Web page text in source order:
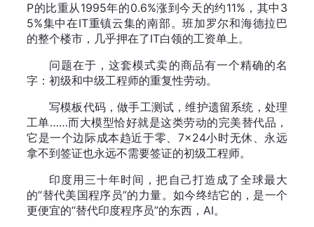
P的比重从1995年的0.6%涨到今天的约11%，其中3
5%集中在IT重镇云集的南部。班加罗尔和海德拉巴
的整个楼市，几乎押在了IT白领的工资单上。
问题在于，这套模式卖的商品有一个精确的名
字：初级和中级工程师的重复性劳动。
写模板代码，做手工测试，维护遗留系统，处理
工单……而大模型恰好就是这类劳动的完美替代品，
它是一个边际成本趋近于零、7×24小时无休、永远
拿不到签证也永远不需要签证的初级工程师。
印度用三十年时间，把自己打造成了全球最大
的“替代美国程序员”的力量。如今终结它的，是一个
更便宜的“替代印度程序员”的东西，AI。